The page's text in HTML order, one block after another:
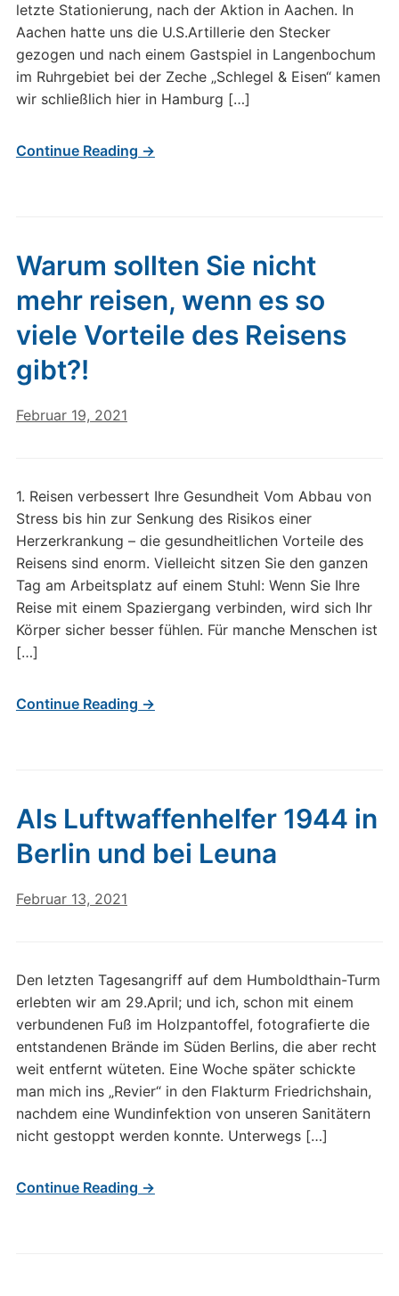
letzte Stationierung, nach der Aktion in Aachen. In
Aachen hatte uns die U.S.Artillerie den Stecker
gezogen und nach einem Gastspiel in Langenbochum
im Ruhrgebiet bei der Zeche „Schlegel & Eisen“ kamen
wir schließlich hier in Hamburg […]
Continue Reading →
Warum sollten Sie nicht
mehr reisen, wenn es so
viele Vorteile des Reisens
gibt?!
Februar 19, 2021
1. Reisen verbessert Ihre Gesundheit Vom Abbau von
Stress bis hin zur Senkung des Risikos einer
Herzerkrankung – die gesundheitlichen Vorteile des
Reisens sind enorm. Vielleicht sitzen Sie den ganzen
Tag am Arbeitsplatz auf einem Stuhl: Wenn Sie Ihre
Reise mit einem Spaziergang verbinden, wird sich Ihr
Körper sicher besser fühlen. Für manche Menschen ist
[…]
Continue Reading →
Als Luftwaffenhelfer 1944 in
Berlin und bei Leuna
Februar 13, 2021
Den letzten Tagesangriff auf dem Humboldthain-Turm
erlebten wir am 29.April; und ich, schon mit einem
verbundenen Fuß im Holzpantoffel, fotografierte die
entstandenen Brände im Süden Berlins, die aber recht
weit entfernt wüteten. Eine Woche später schickte
man mich ins „Revier“ in den Flakturm Friedrichshain,
nachdem eine Wundinfektion von unseren Sanitätern
nicht gestoppt werden konnte. Unterwegs […]
Continue Reading →